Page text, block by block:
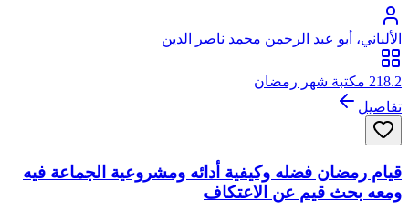
الألباني، أبو عبد الرحمن محمد ناصر الدين
218.2 مكتبة شهر رمضان
تفاصيل
قيام رمضان فضله وكيفية أدائه ومشروعية الجماعة فيه
ومعه بحث قيم عن الاعتكاف